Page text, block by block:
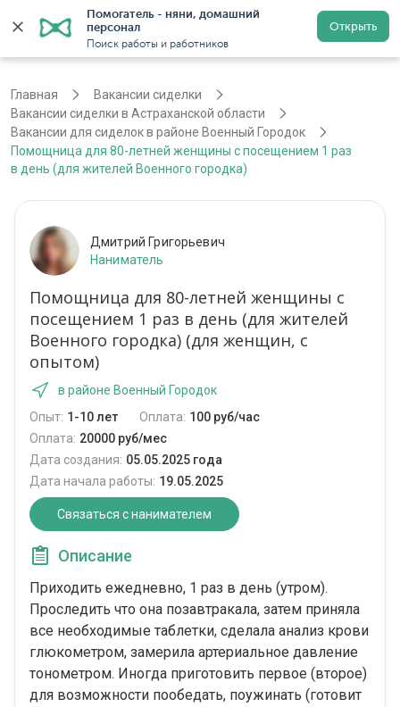
Помогатель - няни, домашний
персонал
Поиск работы и работников
Открыть
Астрахань Регистрация
Главная
Вакансии сиделки
Вакансии сиделки в Астраханской области
Вакансии для сиделок в районе Военный Городок
Помощница для 80-летней женщины с посещением 1 раз
в день (для жителей Военного городка)
Дмитрий Григорьевич
Наниматель
Помощница для 80-летней женщины с
посещением 1 раз в день (для жителей
Военного городка) (для женщин, с
опытом)
в районе Военный Городок
Опыт: 1-10 лет Оплата: 100 руб/час
Оплата: 20000 руб/мес
Дата создания: 05.05.2025 года
Дата начала работы: 19.05.2025
Связаться с нанимателем
Описание
Приходить ежедневно, 1 раз в день (утром).
Проследить что она позавтракала, затем приняла
все необходимые таблетки, сделала анализ крови
глюкометром, замерила артериальное давление
тонометром. Иногда приготовить первое (второе)
для возможности пообедать, поужинать (готовит